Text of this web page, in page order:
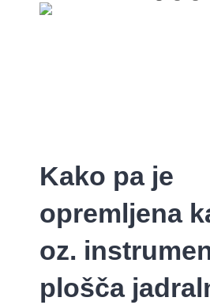
Kako pa je
opremljena
oz.
plošča